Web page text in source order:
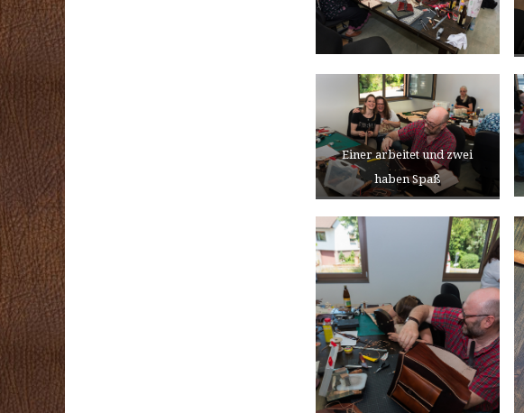
Einer arbeitet und zwei
haben Spaß